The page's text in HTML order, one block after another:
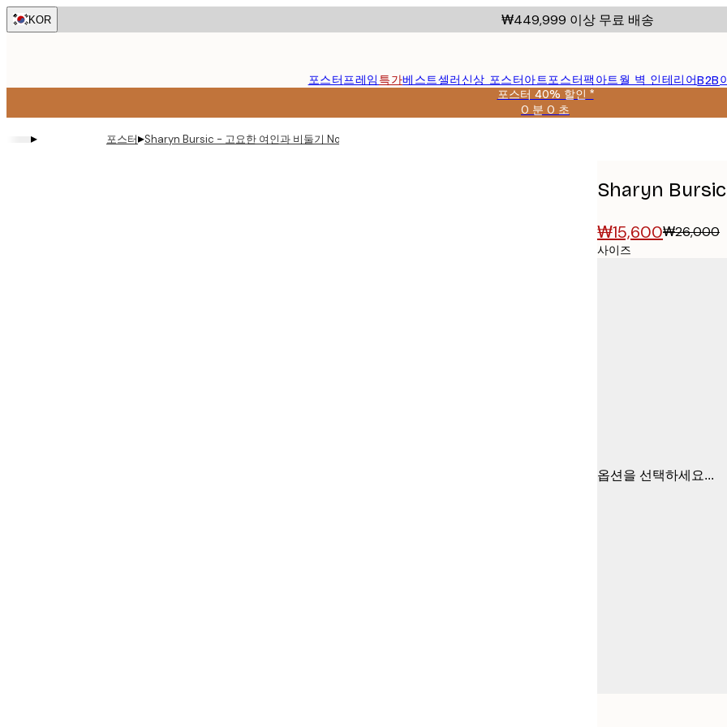
Skip
to
KOR ₩449,999 이상 무료 배송
포스터프레임 특가베스트셀러 신상 포스터아트포스터팩 아트월 벽 인테리어B2B
포스터 40% 할인 *
0 분 0 초
유
▸ 포스터▸Sharyn Bursic - 고요한 여인과 비둘기 No2 포스터
Sharyn
₩15,600₩26,000
사이즈
옵션을 선택하세요...